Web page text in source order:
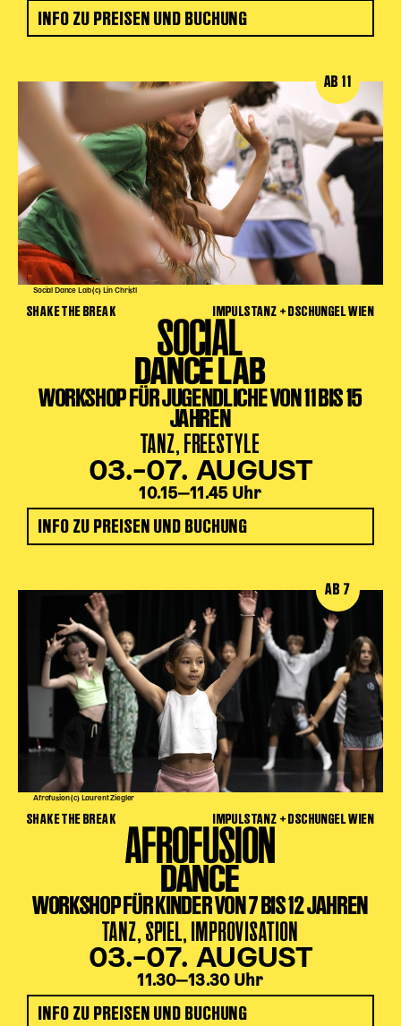
INFO ZU PREISEN UND BUCHUNG
Social Dance Lab (c) Lin Christl
AB 11
SHAKE THE BREAK IMPULSTANZ + DSCHUNGEL WIEN
SOCIAL
DANCE LAB
WORKSHOP FÜR JUGENDLICHE VON 11 BIS 15
JAHREN
TANZ, FREESTYLE
03.–07. AUGUST
10.15‒11.45 Uhr
INFO ZU PREISEN UND BUCHUNG
Afrofusion (c) Laurent Ziegler
AB 7
SHAKE THE BREAK IMPULSTANZ + DSCHUNGEL WIEN
AFROFUSION
DANCE
WORKSHOP FÜR KINDER VON 7 BIS 12 JAHREN
TANZ, SPIEL, IMPROVISATION
03.–07. AUGUST
11.30‒13.30 Uhr
INFO ZU PREISEN UND BUCHUNG